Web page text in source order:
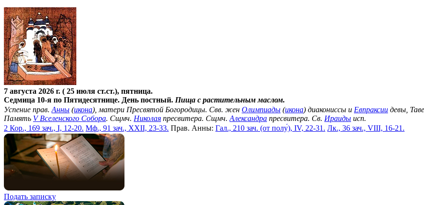
7 августа 2026 г. ( 25 июля ст.ст.), пятница.
Седмица 10-я по Пятидесятнице. День постный. Пища с растительным маслом.
Успение прав. Анны (икона), матери Пресвятой Богородицы. Свв. жен Олимпиады (икона) диакониссы и Евпраксии девы,
Память V Вселенского Собора. Сщмч. Николая пресвитера. Сщмч. Александра пресвитера. Св. Ираиды исп.
2 Кор., 169 зач., I, 12-20. Мф., 91 зач., XXII, 23-33. Прав. Анны: Гал., 210 зач. (от полу́), IV, 22-31. Лк., 36 зач., VIII, 16-21.
Подать записку